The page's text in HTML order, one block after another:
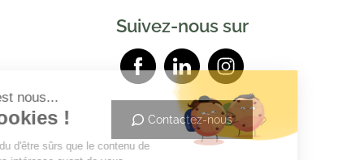
Suivez-nous sur
Contactez-nous